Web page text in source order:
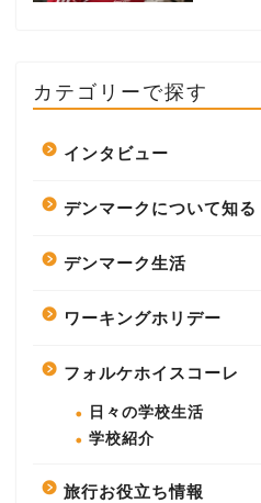
カテゴリーで探す
インタビュー
デンマークについて知る
デンマーク生活
ワーキングホリデー
フォルケホイスコーレ
日々の学校生活
学校紹介
旅行お役立ち情報